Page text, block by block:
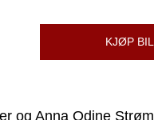
KJØP
og Anna Odine